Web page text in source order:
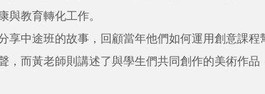
與教育轉化工作。
享中途班的故事，回顧當年他們如何運用創意課
，而黃老師則講述了與學生們共同創作的美術作